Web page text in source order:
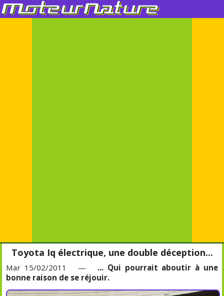
Toyota Iq électrique, une double déception...
Mar 15/02/2011 — ... Qui pourrait aboutir à une
bonne raison de se réjouir.